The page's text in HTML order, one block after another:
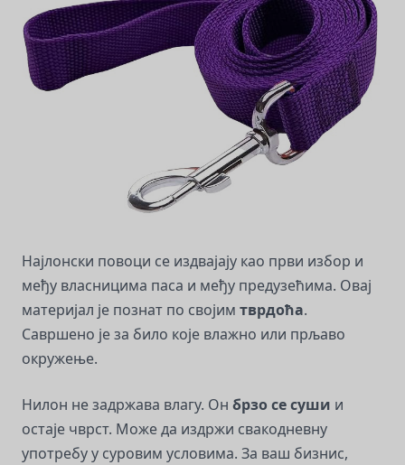
Најлонски повоци се издвајају као први избор и
међу власницима паса и међу предузећима. Овај
материјал је познат по својим тврдоћа.
Савршено је за било које влажно или прљаво
окружење.
Нилон не задржава влагу. Он брзо се суши и
остаје чврст. Може да издржи свакодневну
употребу у суровим условима. За ваш бизнис,